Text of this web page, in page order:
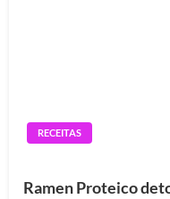
RECEITAS
Ramen Proteico